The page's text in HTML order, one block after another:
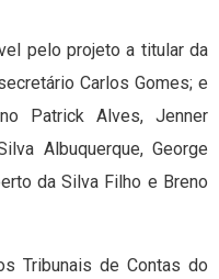
pelo projeto a titular da
Carlos Gomes; e
Patrick Alves, Jenner
Albuquerque, George
da Silva Filho e Breno
Tribunais de Contas do